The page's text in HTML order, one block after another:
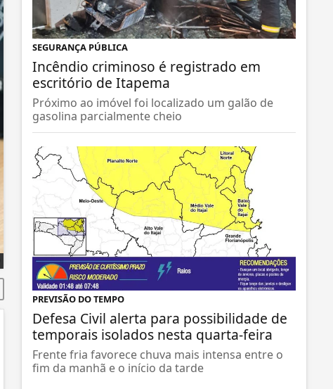
SEGURANÇA PÚBLICA
Incêndio criminoso é registrado em
escritório de Itapema
Próximo ao imóvel foi localizado um galão de
gasolina parcialmente cheio
PREVISÃO DO TEMPO
Defesa Civil alerta para possibilidade de
temporais isolados nesta quarta-feira
Frente fria favorece chuva mais intensa entre o
fim da manhã e o início da tarde